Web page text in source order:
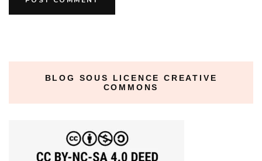
BLOG SOUS LICENCE CREATIVE
COMMONS